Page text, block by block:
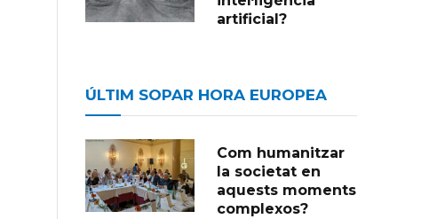
artificial?
ÚLTIM SOPAR HORA EUROPEA
Com humanitzar
la societat en
aquests moments
complexos?